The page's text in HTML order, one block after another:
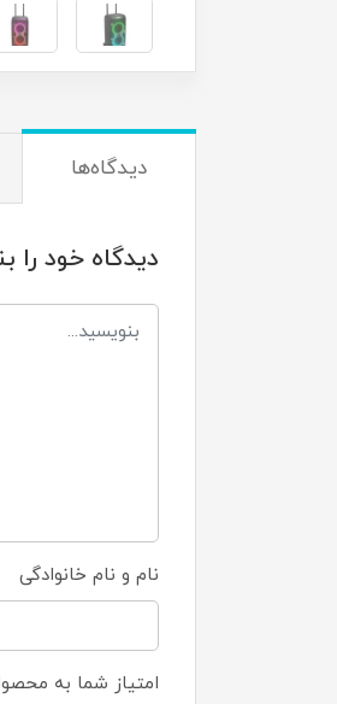
دیدگاه‌ها
دیدگاه خود را
نام و نام خانوادگی
امتیاز شما به